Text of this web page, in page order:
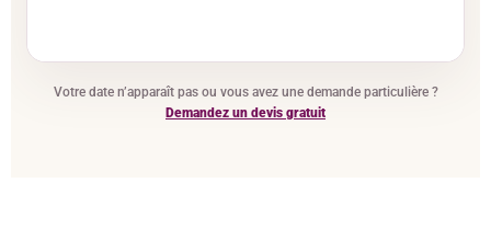
Votre date n’apparaît pas ou vous avez une demande particulière ?
Demandez un devis gratuit